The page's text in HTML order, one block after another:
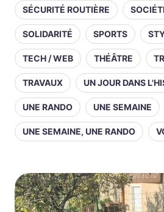
SÉCURITÉ ROUTIÈRE
SOLIDARITÉ SPORTS
TECH / WEB THÉÂTRE
TRAVAUX UN JOUR DANS
UNE RANDO UNE SEMAINE
UNE SEMAINE, UNE RANDO